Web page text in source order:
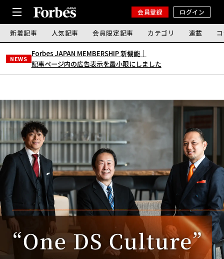
会員登録 ログイン
新着記事 人気記事 会員限定記事 カテゴリ 連載
NEWS
Forbes JAPAN MEMBERSHIP 新機能｜
記事ページ内の広告表示を最小限にしました